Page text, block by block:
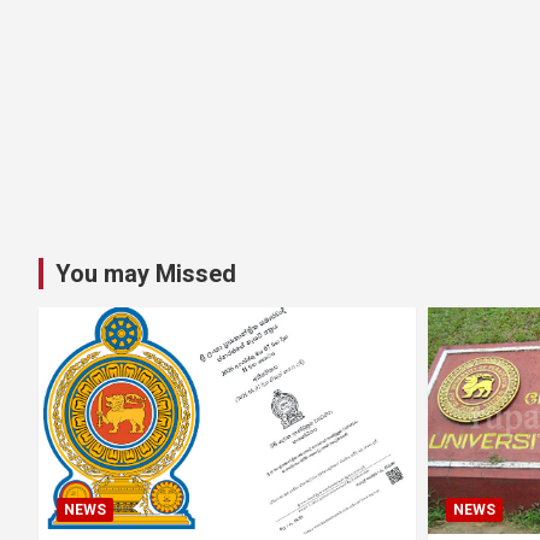
You may Missed
NEWS NEWS